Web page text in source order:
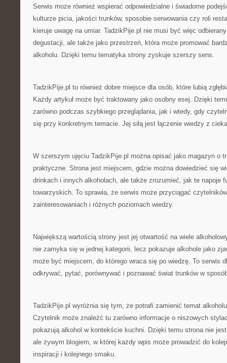
Serwis może również wspierać odpowiedzialne i świadome
kulturze picia, jakości trunków, sposobie serwowania czy roli
kieruje uwagę na umiar. TadzikPije.pl nie musi być więc
degustacji, ale także jako przestrzeń, która może promować
alkoholu. Dzięki temu tematyka strony zyskuje szerszy sens.
TadzikPije.pl to również dobre miejsce dla osób, które lubią
Każdy artykuł może być traktowany jako osobny esej. Dzięki
zarówno podczas szybkiego przeglądania, jak i wtedy, gdy
się przy konkretnym temacie. Jej siłą jest łączenie wiedzy z
W szerszym ujęciu TadzikPije.pl można opisać jako magazyn o
praktyczne. Strona jest miejscem, gdzie można dowiedzieć się
drinkach i innych alkoholach, ale także zrozumieć, jak te napoje
towarzyskich. To sprawia, że serwis może przyciągać
zainteresowaniach i różnych poziomach wiedzy.
Największą wartością strony jest jej otwartość na wiele
nie zamyka się w jednej kategorii, lecz pokazuje alkohole jako
może być miejscem, do którego wraca się po wiedzę. To serwis
odkrywać, pytać, porównywać i poznawać świat trunków w
TadzikPije.pl wyróżnia się tym, że potrafi zamienić temat
Czytelnik może znaleźć tu zarówno informacje o niszowych
pokazują alkohol w kontekście kuchni. Dzięki temu strona nie
ale żywym blogiem, w której każdy wpis może prowadzić do
inspiracji i kolejnego smaku.